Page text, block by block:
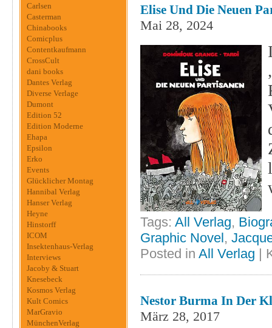
Carlsen
Casterman
Chinabooks
Comicplus
Contentkaufmann
CrossCult
dani books
Dantes Verlag
Diverse Verlage
Dumont
Edition 52
Edition Moderne
Ehapa
Epsilon
Erko
Events
Glücklicher Montag
Hannibal Verlag
Hanser Verlag
Heyne
Hinstorff
ICOM
Insektenhaus-Verlag
Interviews
Jacoby & Stuart
Knesebeck
Kosmos Verlag
Kult Comics
MarGravio
MünchenVerlag
Elise Und Die Neuen
Mai 28, 2024
Tags: All Verlag,
Graphic Novel,
Posted in All Verlag |
Nestor Burma In Der
März 28, 2017